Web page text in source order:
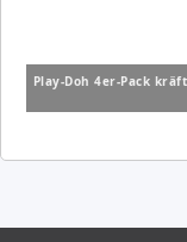
Play-Doh 4er-Pack